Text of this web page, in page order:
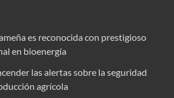
es reconocida con prestigioso
en bioenergía
las alertas sobre la seguridad
agrícola